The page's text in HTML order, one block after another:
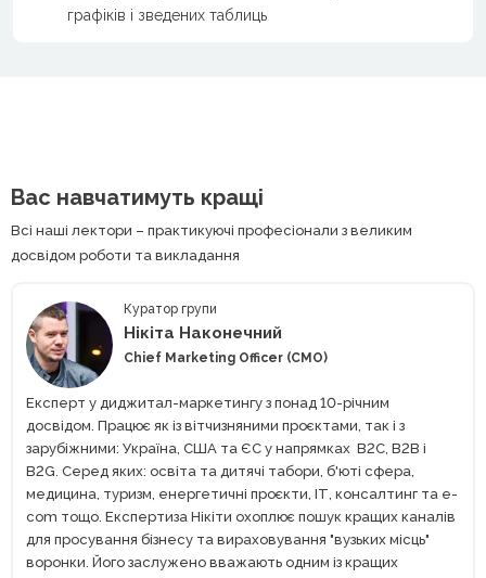
графіків і зведених таблиць
Вас навчатимуть кращі
Всі наші лектори – практикуючі професіонали з великим
досвідом роботи та викладання
Куратор групи
Нікіта Наконечний
Chief Marketing Officer (CMO)
Експерт у диджитал-маркетингу з понад 10-річним
досвідом. Працює як із вітчизняними проєктами, так і з
зарубіжними: Україна, США та ЄС у напрямках В2С, В2В і
В2G. Серед яких: освіта та дитячі табори, б'юті сфера,
медицина, туризм, енергетичні проєкти, ІТ, консалтинг та e-
com тощо. Експертиза Нікіти охоплює пошук кращих каналів
для просування бізнесу та вираховування "вузьких місць"
воронки. Його заслужено вважають одним із кращих